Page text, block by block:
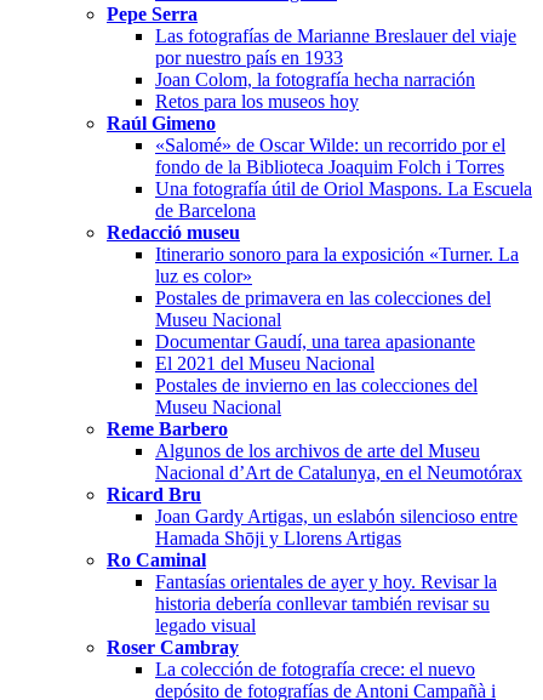
Pepe Serra
Las fotografías de Marianne Breslauer del viaje
por nuestro país en 1933
Joan Colom, la fotografía hecha narración
Retos para los museos hoy
Raúl Gimeno
«Salomé» de Oscar Wilde: un recorrido por el
fondo de la Biblioteca Joaquim Folch i Torres
Una fotografía útil de Oriol Maspons. La Escuela
de Barcelona
Redacció museu
Itinerario sonoro para la exposición «Turner. La
luz es color»
Postales de primavera en las colecciones del
Museu Nacional
Documentar Gaudí, una tarea apasionante
El 2021 del Museu Nacional
Postales de invierno en las colecciones del
Museu Nacional
Reme Barbero
Algunos de los archivos de arte del Museu
Nacional d’Art de Catalunya, en el Neumotórax
Ricard Bru
Joan Gardy Artigas, un eslabón silencioso entre
Hamada Shōji y Llorens Artigas
Ro Caminal
Fantasías orientales de ayer y hoy. Revisar la
historia debería conllevar también revisar su
legado visual
Roser Cambray
La colección de fotografía crece: el nuevo
depósito de fotografías de Antoni Campañà i